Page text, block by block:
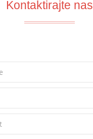
Kontaktirajte nas